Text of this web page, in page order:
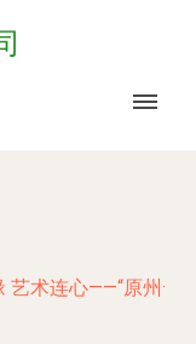
艺术连心——“原州·